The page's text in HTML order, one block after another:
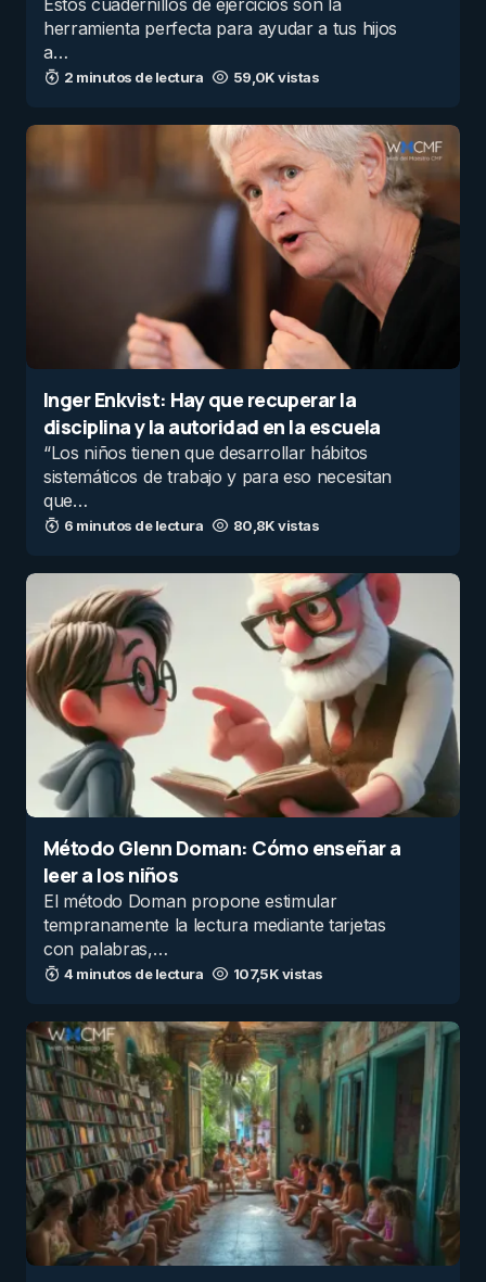
Estos cuadernillos de ejercicios son la
herramienta perfecta para ayudar a tus hijos
a…
2 minutos de lectura 59,0K vistas
Inger Enkvist: Hay que recuperar la
disciplina y la autoridad en la escuela
“Los niños tienen que desarrollar hábitos
sistemáticos de trabajo y para eso necesitan
que…
6 minutos de lectura 80,8K vistas
Método Glenn Doman: Cómo enseñar a
leer a los niños
El método Doman propone estimular
tempranamente la lectura mediante tarjetas
con palabras,…
4 minutos de lectura 107,5K vistas